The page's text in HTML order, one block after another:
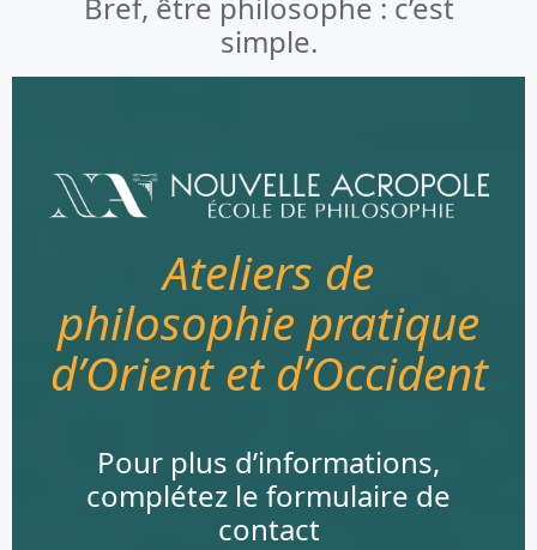
simple.
Ateliers de
philosophie pratique
d’Orient et d’Occident
Pour plus d’informations,
complétez le formulaire de
contact